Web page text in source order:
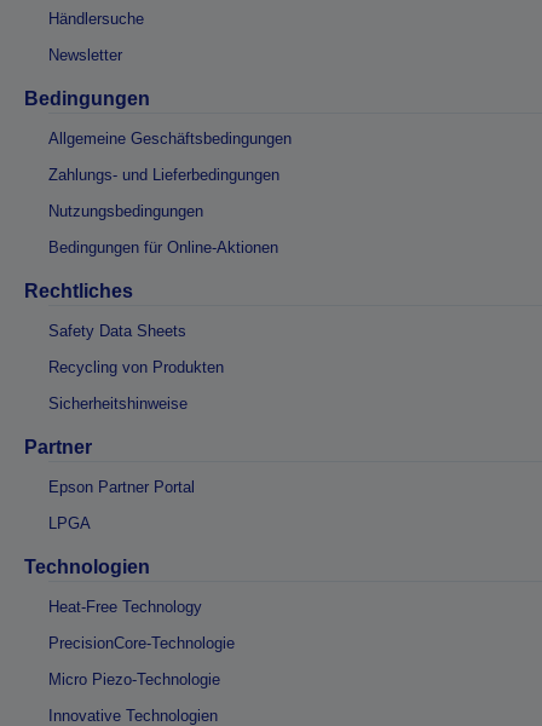
Händlersuche
Newsletter
Bedingungen
Allgemeine Geschäftsbedingungen
Zahlungs- und Lieferbedingungen
Nutzungsbedingungen
Bedingungen für Online-Aktionen
Rechtliches
Safety Data Sheets
Recycling von Produkten
Sicherheitshinweise
Partner
Epson Partner Portal
LPGA
Technologien
Heat-Free Technology
PrecisionCore-Technologie
Micro Piezo-Technologie
Innovative Technologien